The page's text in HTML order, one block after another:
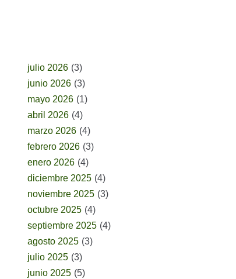
julio 2026 (3)
junio 2026 (3)
mayo 2026 (1)
abril 2026 (4)
marzo 2026 (4)
febrero 2026 (3)
enero 2026 (4)
diciembre 2025 (4)
noviembre 2025 (3)
octubre 2025 (4)
septiembre 2025 (4)
agosto 2025 (3)
julio 2025 (3)
junio 2025 (5)